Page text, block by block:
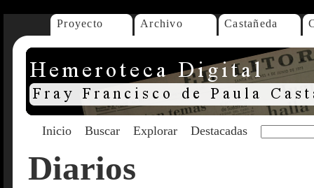
Proyecto Archivo Castañeda
Inicio Buscar Explorar Destacadas
Diarios